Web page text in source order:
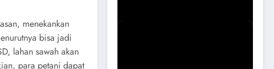
menekankan
bisa jadi
lahan sawah akan
para petani dapat